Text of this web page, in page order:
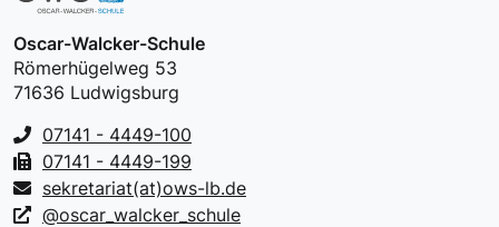
Oscar-Walcker-Schule
Römerhügelweg 53
71636 Ludwigsburg
07141 - 4449-100
07141 - 4449-199
sekretariat(at)ows-lb.de
@oscar_walcker_schule